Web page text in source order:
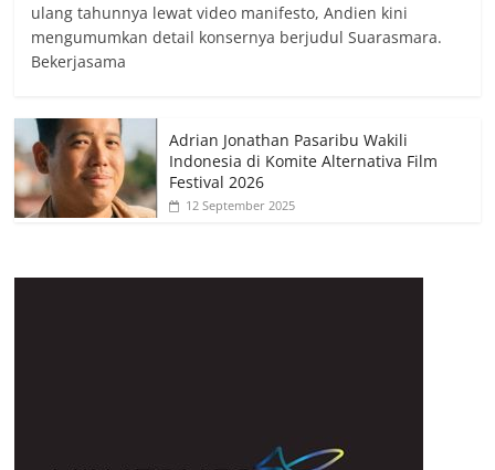
ulang tahunnya lewat video manifesto, Andien kini
mengumumkan detail konsernya berjudul Suarasmara.
Bekerjasama
Adrian Jonathan Pasaribu Wakili
Indonesia di Komite Alternativa Film
Festival 2026
12 September 2025